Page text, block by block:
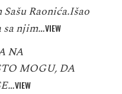
Sašu Raonića.Išao
sa njim…VIEW
NA
MOGU, DA
VIEW